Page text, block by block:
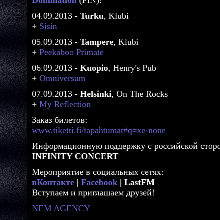
04.09.2013 - Turku, Klubi
+ Sisin
05.09.2013 - Tampere, Klubi
+ Peekaboo Primate
06.09.2013 - Kuopio, Henry's Pub
+ Omniversum
07.09.2013 - Helsinki, On The Rocks
+ My Reflection
Заказ билетов:
www.tiketti.fi/tapahtumat#q=xe-none
Информационную поддержку с российской
INFINITY CONCERT
Мероприятие в социальных сетях:
вКонтакте | Facebook | LastFM
Вступаем и приглашаем друзей!
NEM AGENCY